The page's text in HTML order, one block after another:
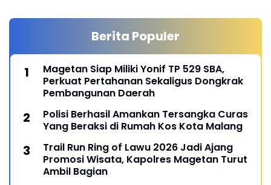
Berita Populer
Magetan Siap Miliki Yonif TP 529 SBA,
Perkuat Pertahanan Sekaligus Dongkrak
Pembangunan Daerah
Polisi Berhasil Amankan Tersangka Curas
Yang Beraksi di Rumah Kos Kota Malang
Trail Run Ring of Lawu 2026 Jadi Ajang
Promosi Wisata, Kapolres Magetan Turut
Ambil Bagian